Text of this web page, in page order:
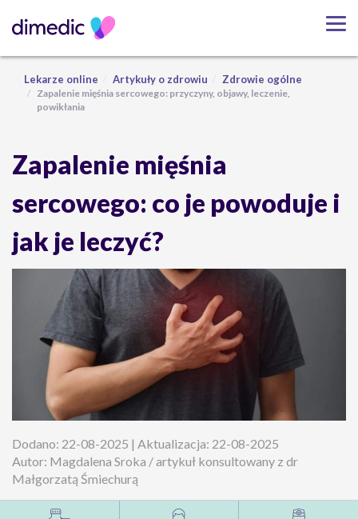
Lekarze online Artykuły o zdrowiu Zdrowie ogólne
Zapalenie mięśnia sercowego: przyczyny, objawy, leczenie,
powikłania
Zapalenie mięśnia
sercowego: co je powoduje i
jak je leczyć?
Dodano: 22-08-2025 | Aktualizacja: 22-08-2025
Autor: Magdalena Sroka / artykuł konsultowany z dr
Małgorzatą Śmiechurą